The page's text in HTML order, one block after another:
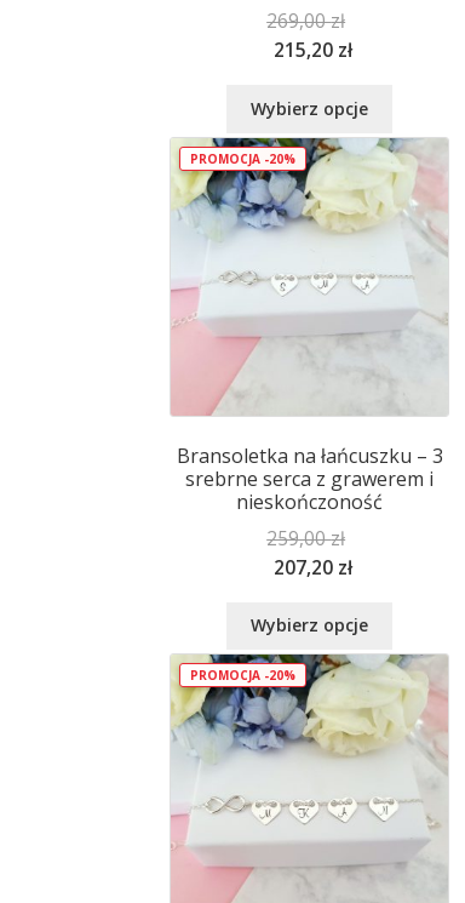
269,00zł
215,20 zł
Wybierz opcje
ma
wiele
wariantów.
Opcje
można
wybrać
na
stronie
PROMOCJA -20%
Bransoletka na łańcuszku – 3
srebrne serca z grawerem i
nieskończoność
259,00zł
207,20 zł
Wybierz opcje
ma
wiele
wariantów.
Opcje
można
wybrać
stronie
PROMOCJA -20%